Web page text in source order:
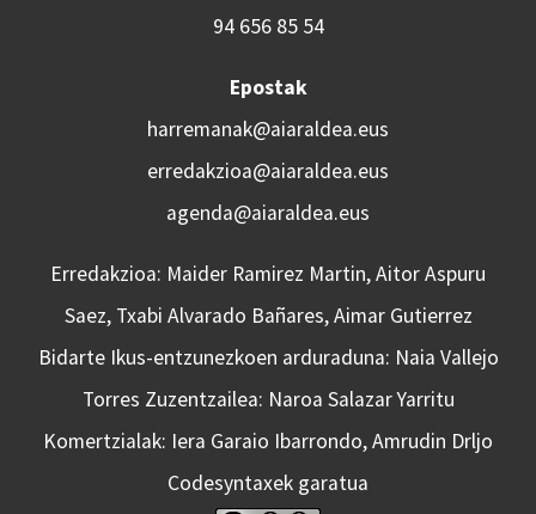
94 656 85 54
Epostak
harremanak@aiaraldea.eus
erredakzioa@aiaraldea.eus
agenda@aiaraldea.eus
Erredakzioa: Maider Ramirez Martin, Aitor Aspuru
Saez, Txabi Alvarado Bañares, Aimar Gutierrez
Bidarte Ikus-entzunezkoen arduraduna: Naia Vallejo
Torres Zuzentzailea: Naroa Salazar Yarritu
Komertzialak: Iera Garaio Ibarrondo, Amrudin Drljo
Codesyntaxek garatua